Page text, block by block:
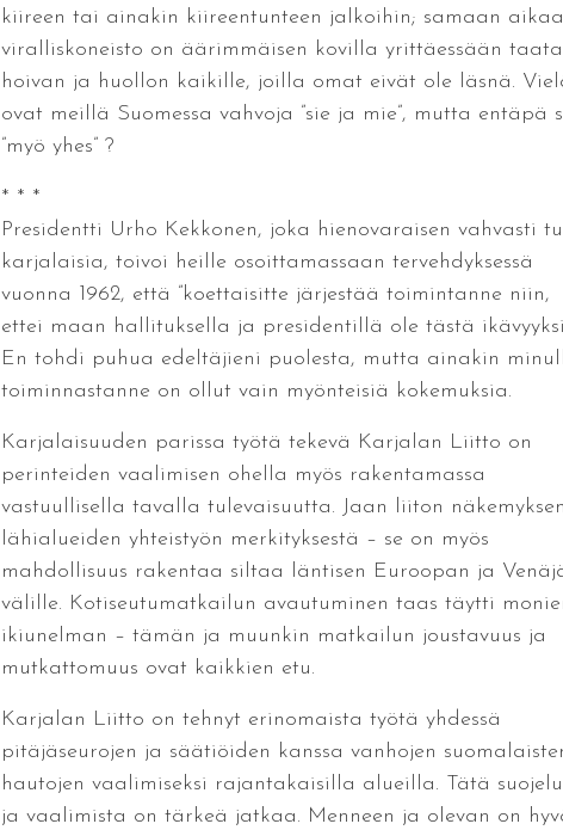
kiireen tai ainakin kiireentunteen jalkoihin; samaan
viralliskoneisto on äärimmäisen kovilla yrittäessään taata
hoivan ja huollon kaikille, joilla omat eivät ole läsnä.
ovat meillä Suomessa vahvoja ”sie ja mie”, mutta entäpä
”myö yhes” ?
* * *
Presidentti Urho Kekkonen, joka hienovaraisen vahvasti
karjalaisia, toivoi heille osoittamassaan tervehdyksessä
vuonna 1962, että ”koettaisitte järjestää toimintanne niin,
ettei maan hallituksella ja presidentillä ole tästä
En tohdi puhua edeltäjieni puolesta, mutta ainakin
toiminnastanne on ollut vain myönteisiä kokemuksia.
Karjalaisuuden parissa työtä tekevä Karjalan Liitto on
perinteiden vaalimisen ohella myös rakentamassa
vastuullisella tavalla tulevaisuutta. Jaan liiton näkemyksen
lähialueiden yhteistyön merkityksestä – se on myös
mahdollisuus rakentaa siltaa läntisen Euroopan ja
välille. Kotiseutumatkailun avautuminen taas täytti
ikiunelman – tämän ja muunkin matkailun joustavuus ja
mutkattomuus ovat kaikkien etu.
Karjalan Liitto on tehnyt erinomaista työtä yhdessä
pitäjäseurojen ja säätiöiden kanssa vanhojen
hautojen vaalimiseksi rajantakaisilla alueilla. Tätä
ja vaalimista on tärkeä jatkaa. Menneen ja olevan on